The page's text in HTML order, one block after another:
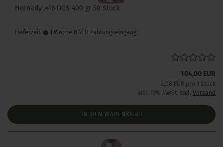
Hornady .416 DGS 400 gr 50 Stück
Lieferzeit: 1 Woche NACH Zahlungseingang
104,00 EUR
2,08 EUR pro 1 Stück
inkl. 19% MwSt. zzgl. Versand
IN DEN WARENKORB